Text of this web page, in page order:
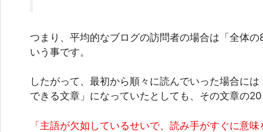
つまり、平均的なブログの訪問者の場合は 「全体
いう事です。
したがって、最初から順々に読んでいった場合に
できる文章」になっていたとしても、その文章の
「主語が欠如しているせいで、読み手がすぐに意